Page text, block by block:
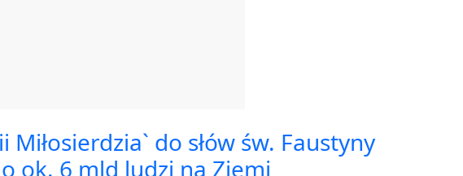
Miłosierdzia` do słów św. Faustyny
ok. 6 mld ludzi na Ziemi